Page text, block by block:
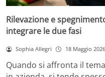
Rilevazione e
integrare le due fasi
Sophia Allegri 18 Maggio 2026
Quando si affronta il